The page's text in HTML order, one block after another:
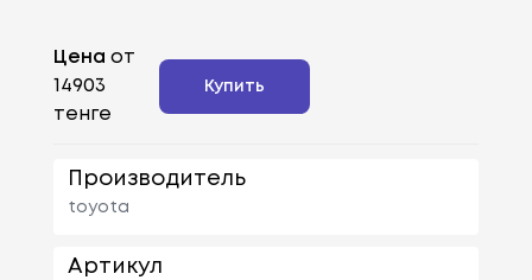
Цена от
14903
тенге
Купить
Производитель
toyota
Артикул